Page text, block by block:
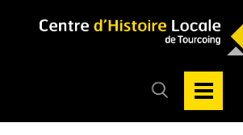
Ouvrir/
la